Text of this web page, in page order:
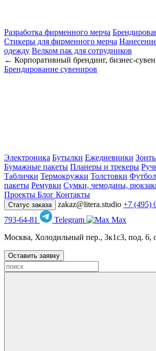
Разработка фирменного мерча
Стикеры для фирменного мерча
одежду Велком пак для сотрудников
← Корпоративный брендинг, бизнес-
Брендирование сувениров
Электроника Бутылки Ежедневники
Бумажные пакеты Планеры и трекеры
Таблички Термокружки Толстовки
пакеты Ремувки Сумки, чемоданы,
Проекты Блог Контакты
Статус заказа zakaz@litera.studio +7 (495)
793-64-81
Telegram
Max
Москва, Холодильный пер., 3к1с3, под. 6,
Оставить заявку